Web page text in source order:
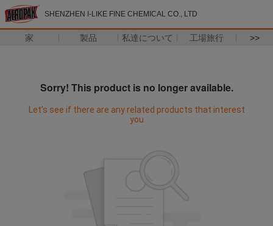
SHENZHEN I-LIKE FINE CHEMICAL CO., LTD
家 製品 私達について 工場旅行 >>
Sorry! This product is no longer available.
Let's see if there are any related products that interest
you